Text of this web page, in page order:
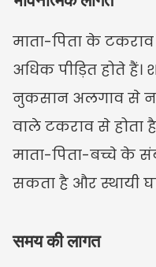
माता-पिता के
अधिक पीड़ित होते हैं।
नुकसान अलगाव से
वाले टकराव से होता
माता-पिता-बच्चे के
सकता है और स्थायी
समय की लागत